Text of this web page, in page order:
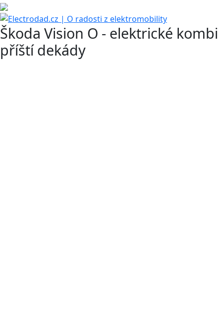
Škoda Vision O - elektrické kombi
příští dekády